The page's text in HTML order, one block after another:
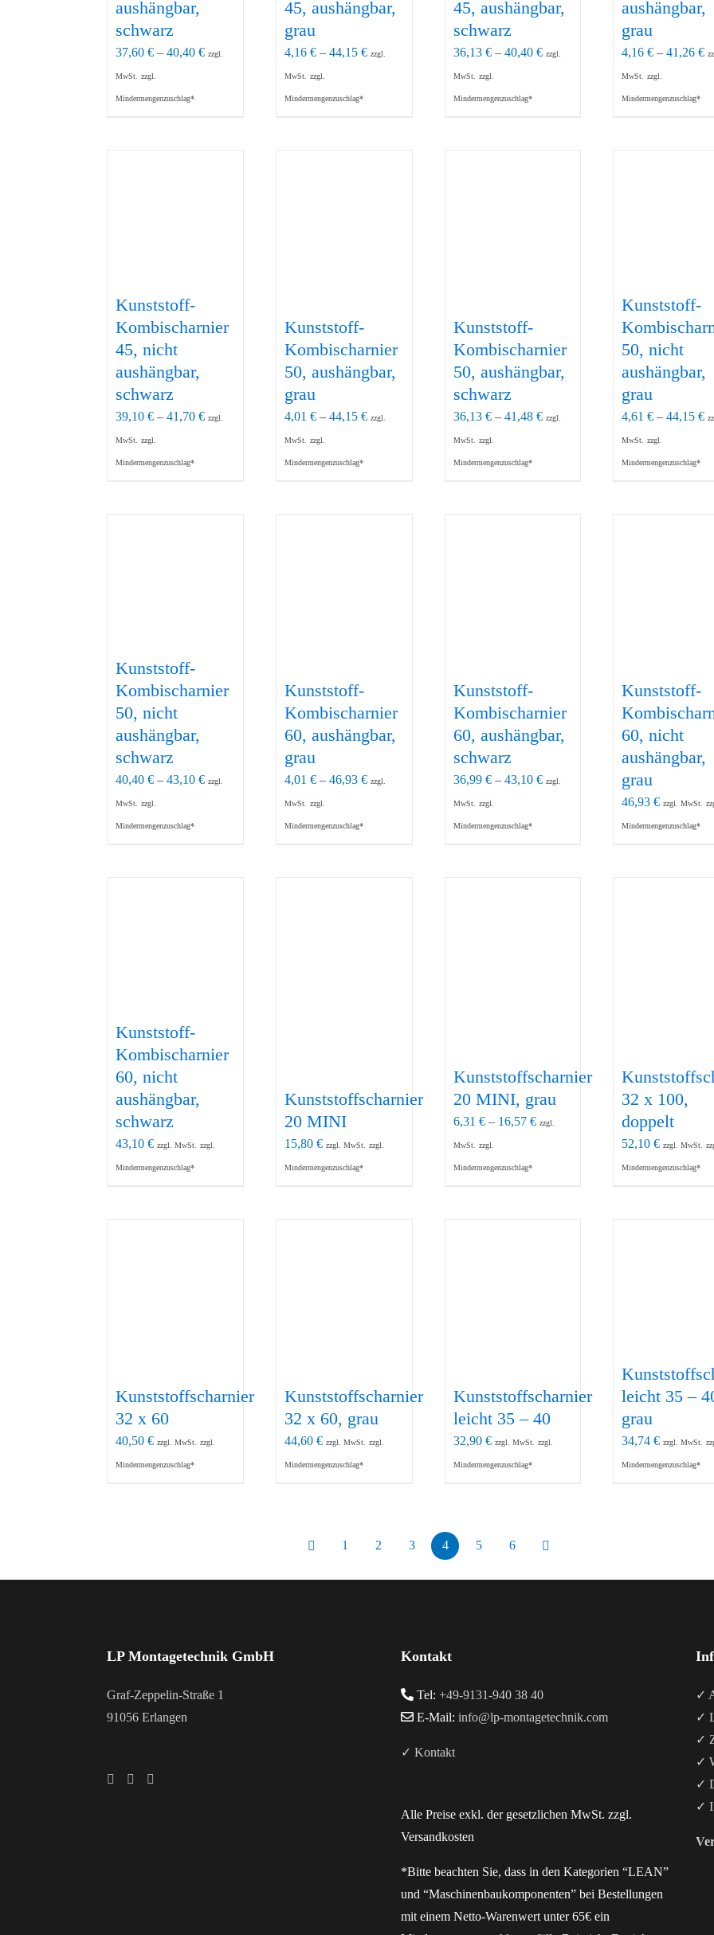
aushängbar,
schwarz
37,60€ –40,40€ zzgl.
MwSt. zzgl.
Mindermengenzuschlag*
45, aushängbar,
grau
4,16 € – 44,15 € zzgl.
MwSt. zzgl.
Mindermengenzuschlag*
45, aushängbar,
schwarz
36,13 €– 40,40 € zzgl.
MwSt. zzgl.
Mindermengenzuschlag*
aushängbar,
grau
4,16€ –41,26€
MwSt. zzgl.
Mindermengenzuschlag*
Kunststoff-
Kombischarnier
45, nicht
aushängbar,
schwarz
39,10€ –41,70€ zzgl.
MwSt. zzgl.
Mindermengenzuschlag*
Kunststoff-
Kombischarnier
50, aushängbar,
grau
4,01 € – 44,15 € zzgl.
MwSt. zzgl.
Mindermengenzuschlag*
Kunststoff-
Kombischarnier
50, aushängbar,
schwarz
36,13 €– 41,48 € zzgl.
MwSt. zzgl.
Mindermengenzuschlag*
Kunststoff-
50, nicht
aushängbar,
grau
4,61€ –44,15€
MwSt. zzgl.
Mindermengenzuschlag*
Kunststoff-
Kombischarnier
50, nicht
aushängbar,
schwarz
40,40€ –43,10€ zzgl.
MwSt. zzgl.
Mindermengenzuschlag*
Kunststoff-
Kombischarnier
60, aushängbar,
grau
4,01 € – 46,93 € zzgl.
MwSt. zzgl.
Mindermengenzuschlag*
Kunststoff-
Kombischarnier
60, aushängbar,
schwarz
36,99 €– 43,10 € zzgl.
MwSt. zzgl.
Mindermengenzuschlag*
Kunststoff-
60, nicht
aushängbar,
grau
46,93€ zzgl. MwSt.
Mindermengenzuschlag*
Kunststoff-
Kombischarnier
60, nicht
aushängbar,
schwarz
43,10€ zzgl. MwSt. zzgl.
Mindermengenzuschlag*
Kunststoffscharnier
20 MINI
15,80 € zzgl. MwSt. zzgl.
Mindermengenzuschlag*
Kunststoffscharnier
20 MINI, grau
6,31 €– 16,57 € zzgl.
MwSt. zzgl.
Mindermengenzuschlag*
32 x 100,
doppelt
52,10€ zzgl. MwSt.
Mindermengenzuschlag*
Kunststoffscharnier
32 x 60
40,50€ zzgl. MwSt. zzgl.
Mindermengenzuschlag*
Kunststoffscharnier
32 x 60, grau
44,60 € zzgl. MwSt. zzgl.
Mindermengenzuschlag*
Kunststoffscharnier
leicht 35 – 40
32,90 € zzgl. MwSt. zzgl.
Mindermengenzuschlag*
leicht 35 –
grau
34,74€ zzgl. MwSt.
Mindermengenzuschlag*
1 2 3 4 5 6
LP Montagetechnik GmbH
Graf-Zeppelin-Straße 1
91056 Erlangen
Kontakt
Tel:+49-9131-940 38 40
E-Mail:info@lp-montagetechnik.com
✓ Kontakt
Alle Preise exkl. der gesetzlichen MwSt. zzgl.
Versandkosten
*Bitte beachten Sie, dass in den Kategorien “LEAN”
und “Maschinenbaukomponenten” bei Bestellungen
mit einem Netto-Warenwert unter 65€ ein
✓
✓
✓
✓
✓
✓